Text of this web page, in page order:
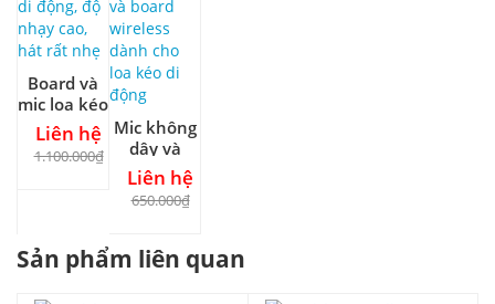
Board và
mic loa kéo
di động, độ
nhạy cao,
hát rất
Liên hệ
1.100.000₫
Mic không
dây và
board
wireless
dành cho
động
Liên hệ
650.000₫
Sản phẩm liên quan